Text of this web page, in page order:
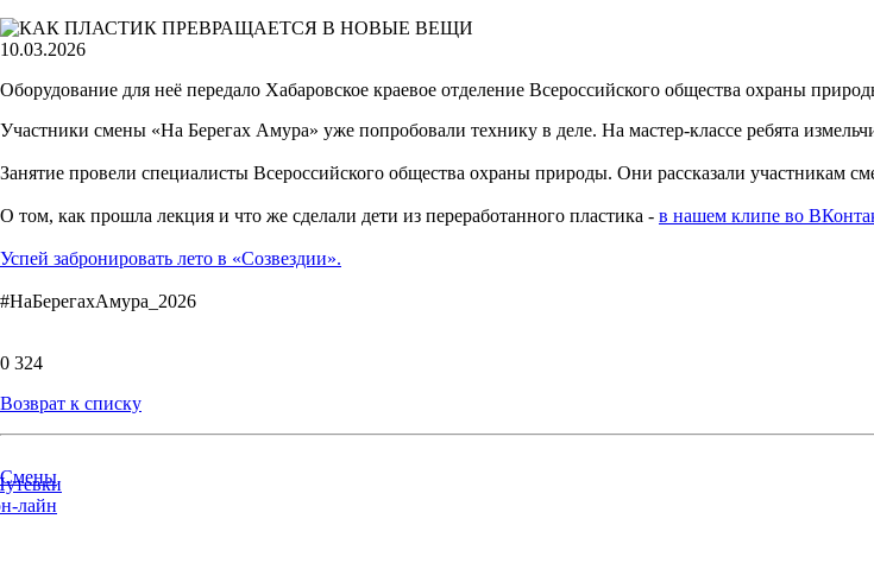
10.03.2026
Оборудование для неё передало Хабаровское краевое отделение Всероссийского общества охраны
Участники смены «На Берегах Амура» уже попробовали технику в деле. На мастер-классе ребята
Занятие провели специалисты Всероссийского общества охраны природы. Они рассказали участникам
О том, как прошла лекция и что же сделали дети из переработанного пластика - в нашем клипе во
Успей забронировать лето в «Созвездии».
#НаБерегахАмура_2026
0 324
Возврат к списку
Смены
лайн